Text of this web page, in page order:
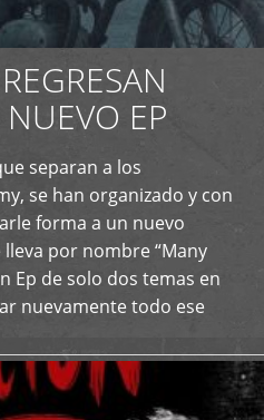
EP
separan a los
se han organizado y con
forma a un nuevo
por nombre “Many
Ep de solo dos temas en
nuevamente todo ese